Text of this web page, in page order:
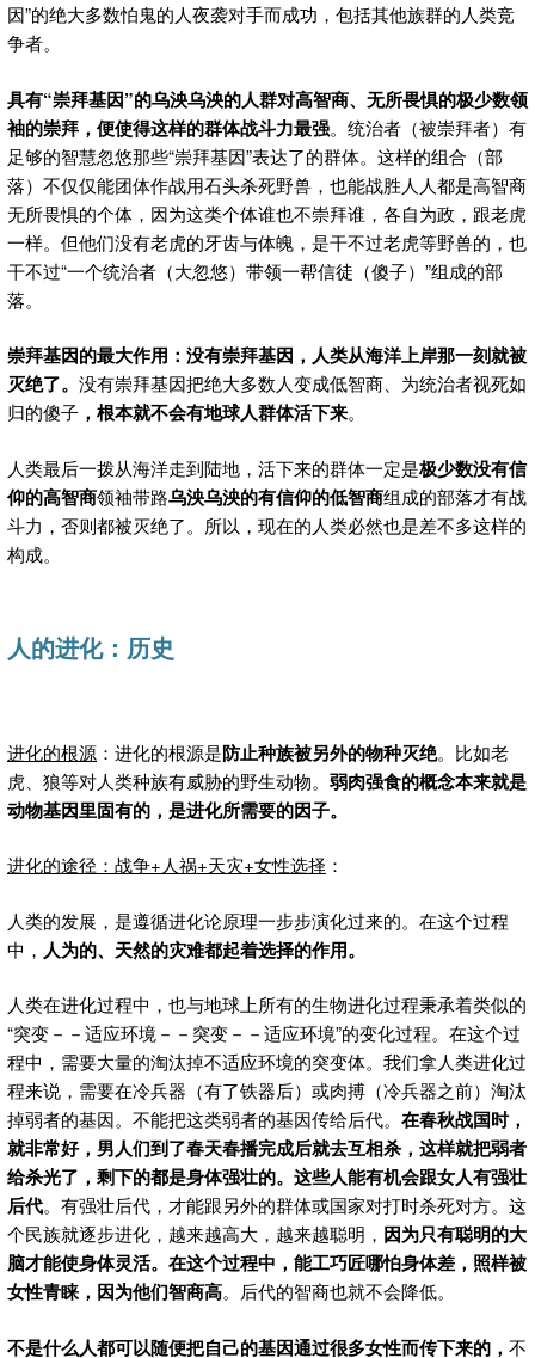
因”的绝大多数怕鬼的人夜袭对手而成功，包括其他族群的人类竞
争者。
具有“崇拜基因”的乌泱乌泱的人群对高智商、无所畏惧的极少数领
袖的崇拜，便使得这样的群体战斗力最强。统治者（被崇拜者）有
足够的智慧忽悠那些“崇拜基因”表达了的群体。这样的组合（部
落）不仅仅能团体作战用石头杀死野兽，也能战胜人人都是高智商
无所畏惧的个体，因为这类个体谁也不崇拜谁，各自为政，跟老虎
一样。但他们没有老虎的牙齿与体魄，是干不过老虎等野兽的，也
干不过“一个统治者（大忽悠）带领一帮信徒（傻子）”组成的部
落。
崇拜基因的最大作用：没有崇拜基因，人类从海洋上岸那一刻就被
灭绝了。 没有崇拜基因把绝大多数人变成低智商、为统治者视死如
归的傻子 ，根本就不会有地球人群体活下来。
人类最后一拨从海洋走到陆地，活下来的群体一定是极少数没有信
仰的高智商领袖带路乌泱乌泱的有信仰的低智商组成的部落才有战
斗力，否则都被灭绝了。所以，现在的人类必然也是差不多这样的
构成。
人的进化：历史
进化的根源 ：进化的根源是防止种族被另外的物种灭绝。比如老
虎、狼等对人类种族有威胁的野生动物。 弱肉强食的概念本来就是
动物基因里固有的，是进化所需要的因子。
进化的途径：战争+人祸+天灾+女性选择 ：
人类的发展，是遵循进化论原理一步步演化过来的。在这个过程
中， 人为的、天然的灾难都起着选择的作用。
人类在进化过程中，也与地球上所有的生物进化过程秉承着类似的
“突变－－适应环境－－突变－－适应环境”的变化过程。在这个过
程中，需要大量的淘汰掉不适应环境的突变体。我们拿人类进化过
程来说，需要在冷兵器（有了铁器后）或肉搏（冷兵器之前）淘汰
掉弱者的基因。不能把这类弱者的基因传给后代。 在春秋战国时，
就非常好，男人们到了春天春播完成后就去互相杀，这样就把弱者
给杀光了，剩下的都是身体强壮的。这些人能有机会跟女人有强壮
后代。有强壮后代，才能跟另外的群体或国家对打时杀死对方。这
个民族就逐步进化，越来越高大，越来越聪明， 因为只有聪明的大
脑才能使身体灵活。在这个过程中，能工巧匠哪怕身体差，照样被
女性青睐，因为他们智商高。后代的智商也就不会降低。
不是什么人都可以随便把自己的基因通过很多女性而传下来的， 不